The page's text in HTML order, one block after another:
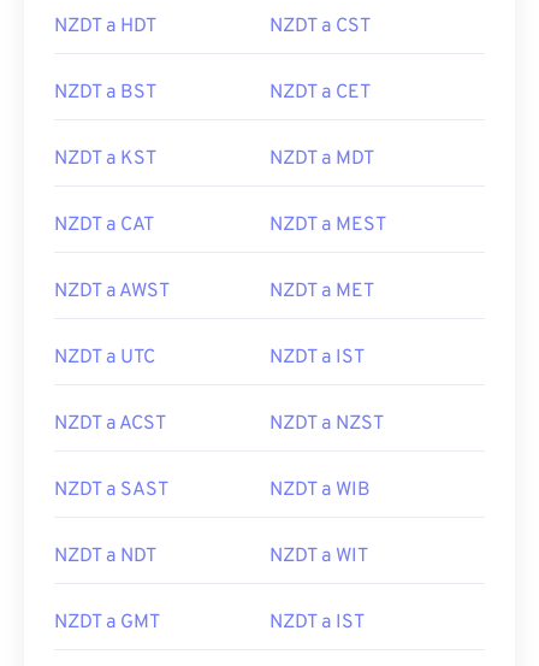
NZDT a HDT NZDT a CST
NZDT a BST NZDT a CET
NZDT a KST NZDT a MDT
NZDT a CAT NZDT a MEST
NZDT a AWST NZDT a MET
NZDT a UTC NZDT a IST
NZDT a ACST NZDT a NZST
NZDT a SAST NZDT a WIB
NZDT a NDT NZDT a WIT
NZDT a GMT NZDT a IST